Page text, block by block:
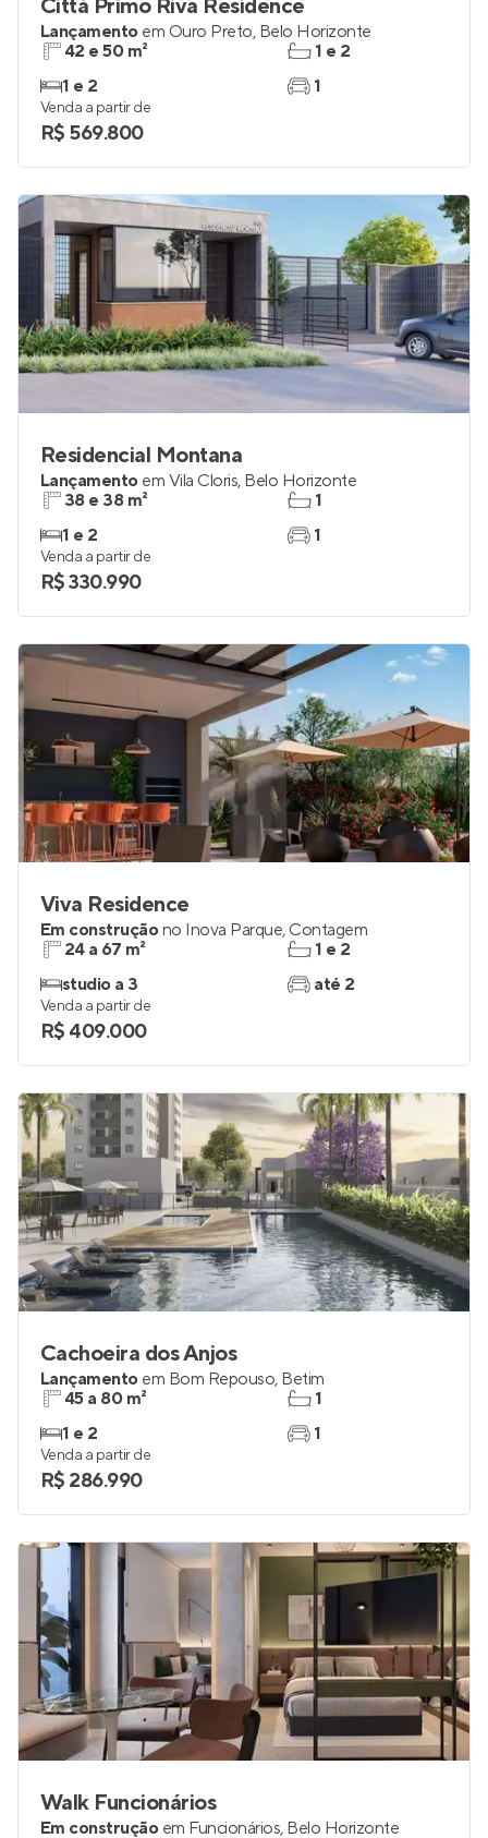
Città Primo Riva Residence
Lançamento em Ouro Preto, Belo Horizonte
42 e 50 m²
1 e 2
1 e 2
1
Venda a partir de
R$ 569.800
Residencial Montana
Lançamento em Vila Cloris, Belo Horizonte
38 e 38 m²
1 e 2
1
1
Venda a partir de
R$ 330.990
Viva Residence
Em construçãono Inova Parque, Contagem
24 a 67 m²
studio a 3
1 e 2
até 2
Venda a partir de
R$ 409.000
Cachoeira dos Anjos
Lançamento em Bom Repouso, Betim
45 a 80 m²
1 e 2
1
1
Venda a partir de
R$ 286.990
Walk Funcionários
Em construção em Funcionários, Belo Horizonte